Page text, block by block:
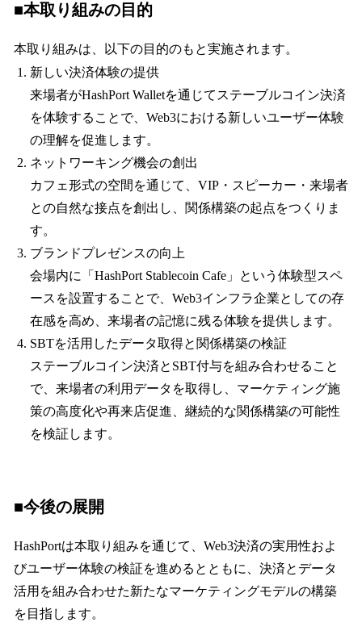
■本取り組みの目的
本取り組みは、以下の目的のもと実施されます。
新しい決済体験の提供
来場者がHashPort Walletを通じてステーブルコイン決済
を体験することで、Web3における新しいユーザー体験
の理解を促進します。
ネットワーキング機会の創出
カフェ形式の空間を通じて、VIP・スピーカー・来場者
との自然な接点を創出し、関係構築の起点をつくりま
す。
ブランドプレゼンスの向上
会場内に「HashPort Stablecoin Cafe」という体験型スペ
ースを設置することで、Web3インフラ企業としての存
在感を高め、来場者の記憶に残る体験を提供します。
SBTを活用したデータ取得と関係構築の検証
ステーブルコイン決済とSBT付与を組み合わせること
で、来場者の利用データを取得し、マーケティング施
策の高度化や再来店促進、継続的な関係構築の可能性
を検証します。
■今後の展開
HashPortは本取り組みを通じて、Web3決済の実用性およ
びユーザー体験の検証を進めるとともに、決済とデータ
活用を組み合わせた新たなマーケティングモデルの構築
を目指します。